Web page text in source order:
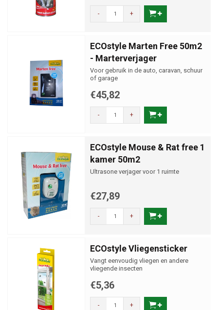
- +
ECOstyle Marten Free 50m2
- Marterverjager
Voor gebruik in de auto, caravan, schuur
of garage
€45,82
- +
ECOstyle Mouse & Rat free 1
kamer 50m2
Ultrasone verjager voor 1 ruimte
€27,89
- +
ECOstyle Vliegensticker
Vangt eenvoudig vliegen en andere
vliegende insecten
€5,36
- +